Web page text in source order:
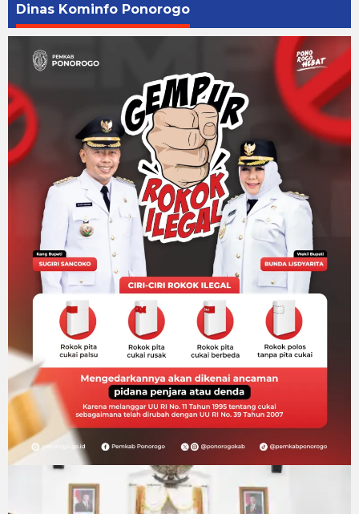
Dinas Kominfo Ponorogo